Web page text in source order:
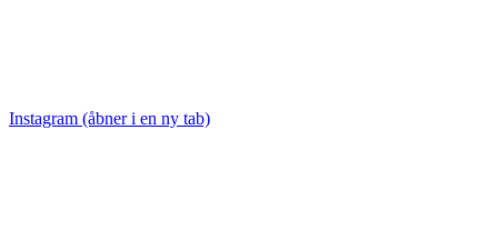
Instagram (åbner i en ny tab)